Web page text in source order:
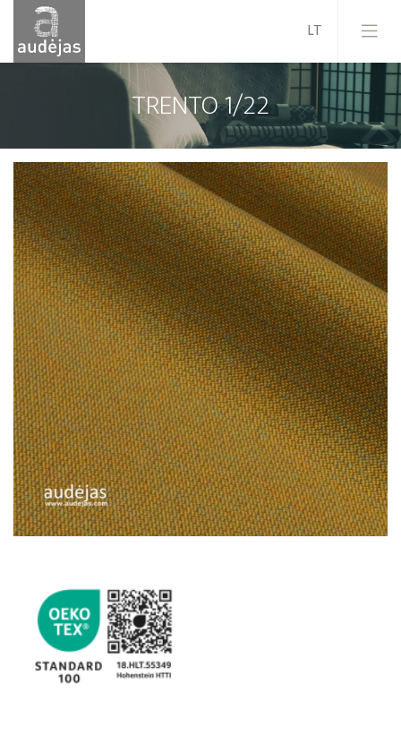
Įmonė
Istorija
Dizainas
Mūsų paslaugos
Kokybė
ES projektai
Karjera
Naujienos
Kontaktai
Pardavimo sąlygos
TRENTO 1/22